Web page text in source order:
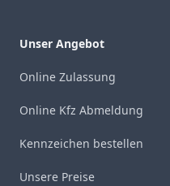
Unser Angebot
Online Zulassung
Online Kfz Abmeldung
Kennzeichen bestellen
Unsere Preise